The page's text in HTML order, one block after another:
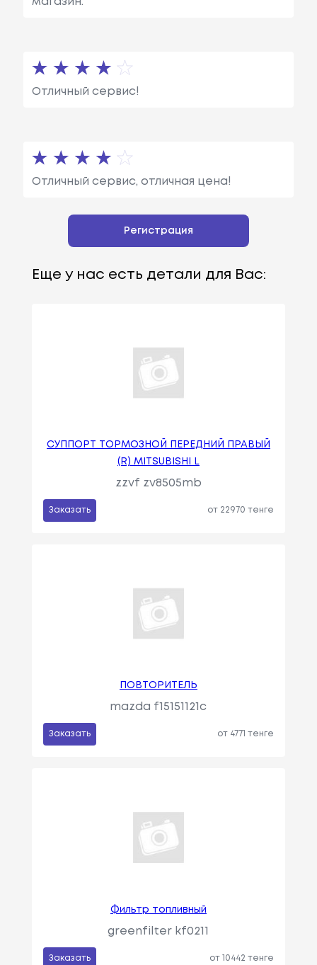
Отличный сервис!
Отличный сервис, отличная цена!
Регистрация
Еще у нас есть детали для Вас:
СУППОРТ ТОРМОЗНОЙ ПЕРЕДНИЙ ПРАВЫЙ
(R) MITSUBISHI L
zzvf zv8505mb
Заказать от 22970 тенге
ПОВТОРИТЕЛЬ
mazda f15151121c
Заказать от 4771 тенге
Фильтр топливный
greenfilter kf0211
Заказать от 10442 тенге